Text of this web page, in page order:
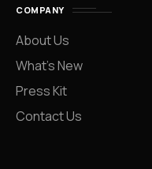
COMPANY
About Us
What’s New
Press Kit
Contact Us